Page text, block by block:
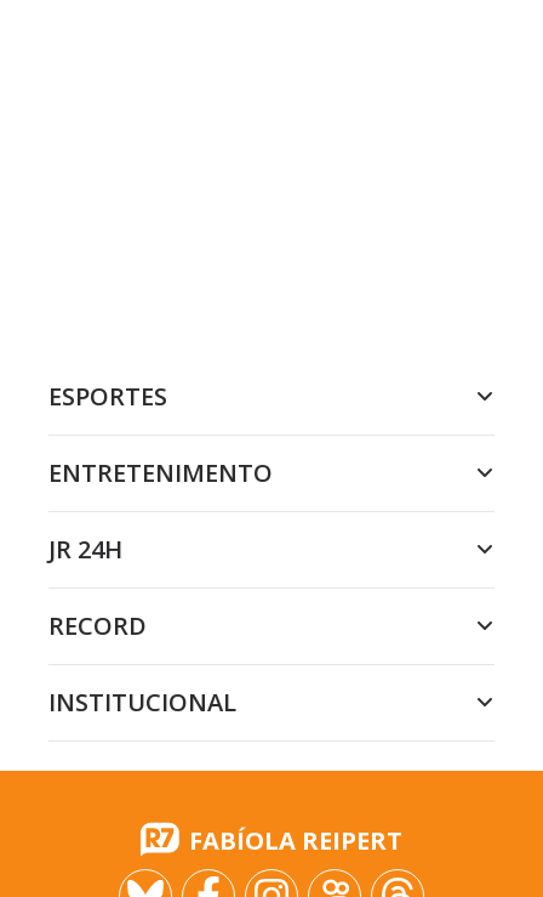
ESPORTES
ENTRETENIMENTO
JR 24H
RECORD
INSTITUCIONAL
FABÍOLA REIPERT